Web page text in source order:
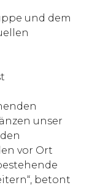
und dem
unser
vor Ort
betont